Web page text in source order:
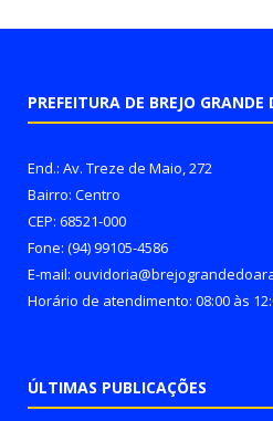
PREFEITURA DE BREJO
End.: Av. Treze de Maio, 272
Bairro: Centro
CEP: 68521-000
Fone: (94) 99105-4586
E-mail:
Horário de atendimento: 08:00 às
ÚLTIMAS PUBLICAÇÕES